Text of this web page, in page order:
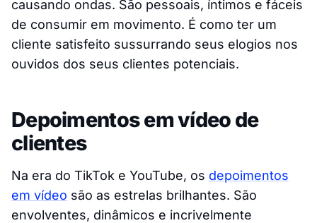
causando ondas. São pessoais, íntimos e fáceis
de consumir em movimento. É como ter um
cliente satisfeito sussurrando seus elogios nos
ouvidos dos seus clientes potenciais.
Depoimentos em vídeo de
clientes
Na era do TikTok e YouTube, os depoimentos
em vídeo são as estrelas brilhantes. São
envolventes, dinâmicos e incrivelmente